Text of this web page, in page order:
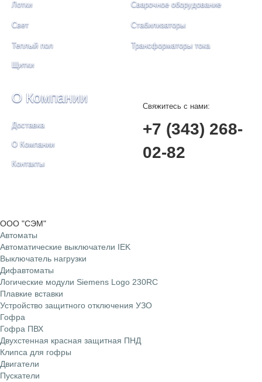
Лотки Сварочное оборудование
Свет Стабилизаторы
Теплый пол Трансформаторы тока
Щитки
О Компании
Доставка
О Компании
Контакты
Свяжитесь с нами:
+7 (343) 268-
02-82
ООО "СЭМ"
Автоматы
Автоматические выключатели IEK
Выключатель нагрузки
Дифавтоматы
Логические модули Siemens Logo 230RC
Плавкие вставки
Устройство защитного отключения УЗО
Гофра
Гофра ПВХ
Двухстенная красная защитная ПНД
Клипса для гофры
Двигатели
Пускатели